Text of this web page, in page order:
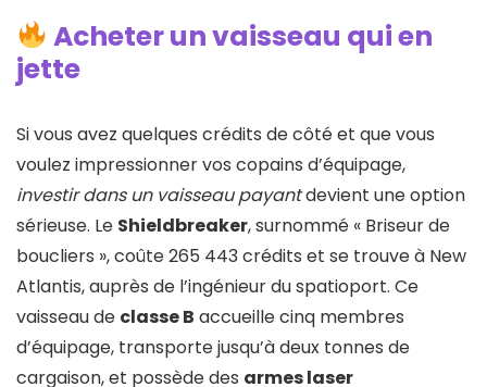
Acheter un vaisseau qui en
jette
Si vous avez quelques crédits de côté et que vous
voulez impressionner vos copains d’équipage,
investir dans un vaisseau payantdevient une option
sérieuse. Le Shieldbreaker, surnommé « Briseur de
boucliers », coûte 265 443 crédits et se trouve à New
Atlantis, auprès de l’ingénieur du spatioport. Ce
vaisseau de classe B accueille cinq membres
d’équipage, transporte jusqu’à deux tonnes de
cargaison, et possède des armes laser